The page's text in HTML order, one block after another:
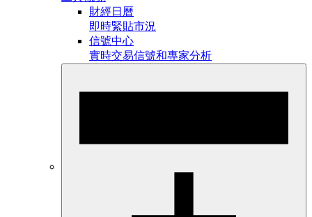
財經日曆
即時緊貼市況
信號中心
實時交易信號和專家分析